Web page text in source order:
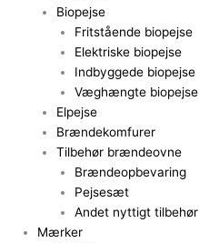
Biopejse
Fritstående biopejse
Elektriske biopejse
Indbyggede biopejse
Væghængte biopejse
Elpejse
Brændekomfurer
Tilbehør brændeovne
Brændeopbevaring
Pejsesæt
Andet nyttigt tilbehør
Mærker